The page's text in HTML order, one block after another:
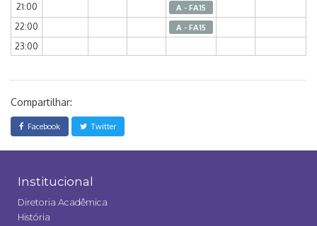
21:00
A - FA15
22:00 A - FA15
23:00
Compartilhar:
Facebook Twitter
Institucional
Diretoria Acadêmica
História